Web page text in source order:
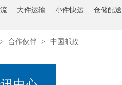
大件运输 小件快运 仓储配送
> 合作伙伴 > 中国邮政